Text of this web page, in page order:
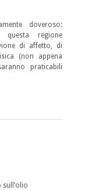
doveroso:
questa regione
di affetto, di
(non appena
praticabili
sull’olio